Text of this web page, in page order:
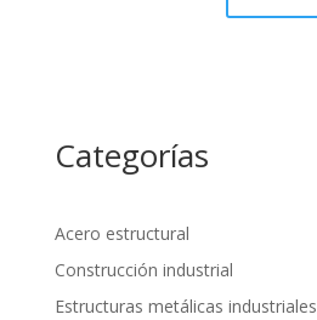
Categorías
Acero estructural
Construcción industrial
Estructuras metálicas industriales